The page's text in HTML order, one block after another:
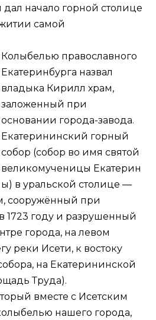
начало горной столице
самой
Колыбелью православного
Екатеринбурга назвал
владыка Кирилл храм,
заложенный при
основании города-завода.
Екатерининский горный
собор (собор во имя святой
великомученицы Екатерин
ы) в уральской столице —
сооружённый при
1723 году и разрушенный
города, на левом
реки Исети, к востоку
на Екатерининской
Труда).
вместе с Исетским
нашего города,